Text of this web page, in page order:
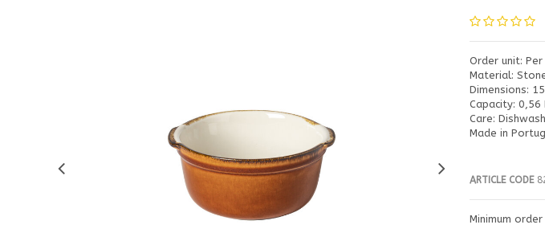
Order unit:
Material:
Dimensions:
Capacity: 0,56
Care:
Made in
ARTICLE CODE
Minimum